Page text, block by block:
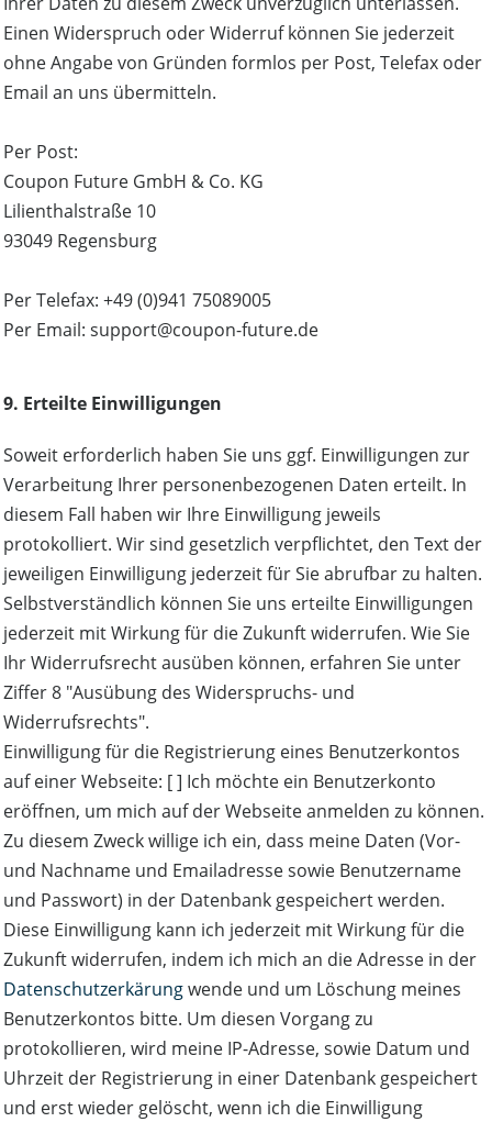
Einen Widerspruch oder Widerruf können Sie jederzeit
ohne Angabe von Gründen formlos per Post, Telefax oder
Email an uns übermitteln.
Per Post:
Coupon Future GmbH & Co. KG
Lilienthalstraße 10
93049 Regensburg
Per Telefax: +49 (0)941 75089005
Per Email: support@coupon-future.de
9. Erteilte Einwilligungen
Soweit erforderlich haben Sie uns ggf. Einwilligungen zur
Verarbeitung Ihrer personenbezogenen Daten erteilt. In
diesem Fall haben wir Ihre Einwilligung jeweils
protokolliert. Wir sind gesetzlich verpflichtet, den Text der
jeweiligen Einwilligung jederzeit für Sie abrufbar zu halten.
Selbstverständlich können Sie uns erteilte Einwilligungen
jederzeit mit Wirkung für die Zukunft widerrufen. Wie Sie
Ihr Widerrufsrecht ausüben können, erfahren Sie unter
Ziffer 8 "Ausübung des Widerspruchs- und
Widerrufsrechts".
Einwilligung für die Registrierung eines Benutzerkontos
auf einer Webseite: [ ] Ich möchte ein Benutzerkonto
eröffnen, um mich auf der Webseite anmelden zu können.
Zu diesem Zweck willige ich ein, dass meine Daten (Vor-
und Nachname und Emailadresse sowie Benutzername
und Passwort) in der Datenbank gespeichert werden.
Diese Einwilligung kann ich jederzeit mit Wirkung für die
Zukunft widerrufen, indem ich mich an die Adresse in der
Datenschutzerkärungwende und um Löschung meines
Benutzerkontos bitte. Um diesen Vorgang zu
protokollieren, wird meine IP-Adresse, sowie Datum und
Uhrzeit der Registrierung in einer Datenbank gespeichert
und erst wieder gelöscht, wenn ich die Einwilligung